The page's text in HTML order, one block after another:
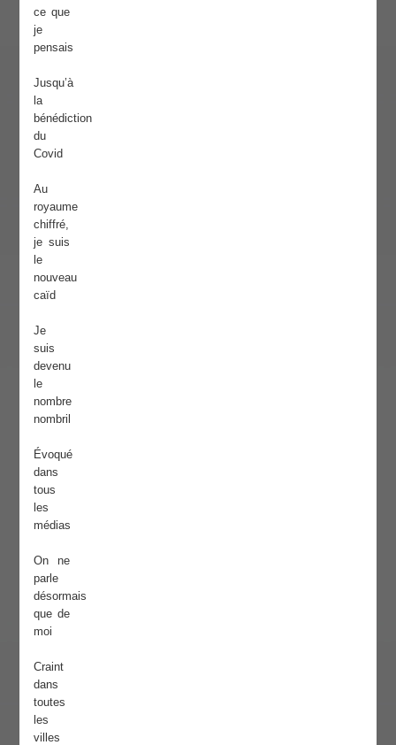
ce que
je
pensais
Jusqu’à
la
bénédiction
du
Covid
Au
royaume
chiffré,
je suis
le
nouveau
caïd
Je
suis
devenu
le
nombre
nombril
Évoqué
dans
tous
les
médias
On ne
parle
désormais
que de
moi
Craint
dans
toutes
les
villes